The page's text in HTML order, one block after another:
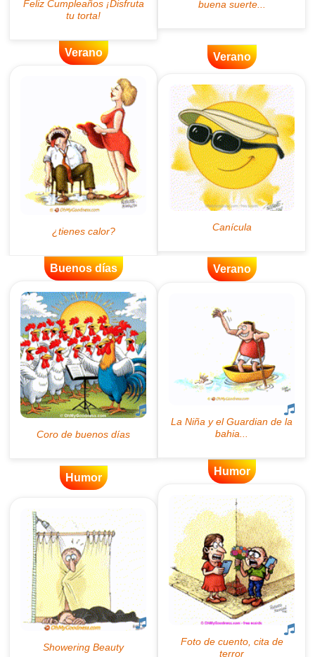
Verano Verano
Buenos días Verano
Humor
Humor